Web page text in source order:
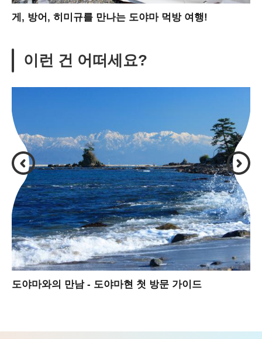
게, 방어, 히미규를 만나는 도야마 먹방 여행!
이런 건 어떠세요?
도야마와의 만남 - 도야마현 첫 방문 가이드